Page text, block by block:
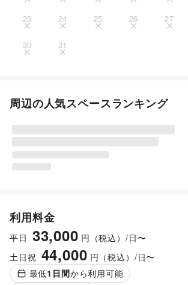
23 24 25 26 27
30 31
周辺の人気スペースランキング
利用料金
平日 33,000 円（税込）/日〜
土日祝 44,000 円（税込）/日〜
最低1 日間から利用可能